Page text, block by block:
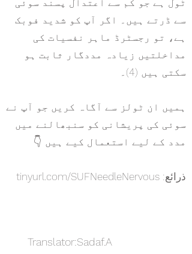
ٹول ہے جو کم سے اعتدال پسند سوئی
سے ڈرتے ہیں۔ اگر آپ کو شدید فوبک
ہے، تو رجسٹرڈ ماہر نفسیات کی
مداخلتیں زیادہ مددگار ثابت ہو
سکتی ہیں (4)۔
ہمیں ان ٹولز سے آگاہ کریں جو آپ نے
سوئی کی پریشانی کو سنبھالنے میں
مدد کے لیے استعمال کیے ہیں 👇
ذرائع: tinyurl.com/SUFNeedleNervous
Translator:Sadaf.A